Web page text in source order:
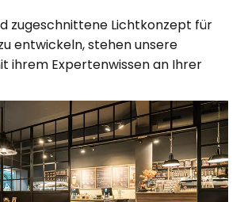
zugeschnittene Lichtkonzept für
entwickeln, stehen unsere
ihrem Expertenwissen an Ihrer